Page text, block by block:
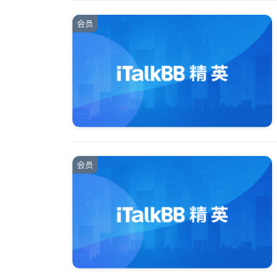
会员
会员